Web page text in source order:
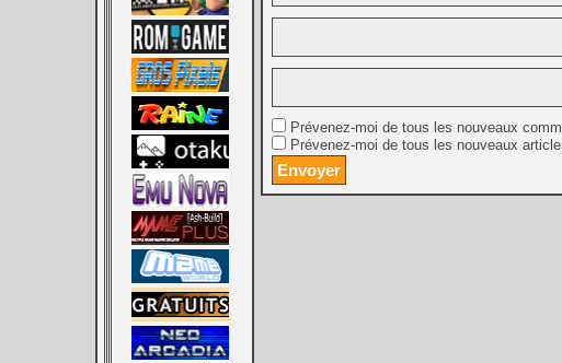
Prévenez-moi de tous les nouveaux
Prévenez-moi de tous les nouveaux